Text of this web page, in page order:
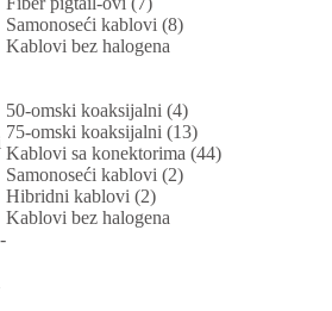
Samonoseći kablovi (8)
Kablovi bez halogena
50-omski koaksijalni (4)
75-omski koaksijalni (13)
Kablovi sa konektorima (44)
Samonoseći kablovi (2)
Hibridni kablovi (2)
Kablovi bez halogena